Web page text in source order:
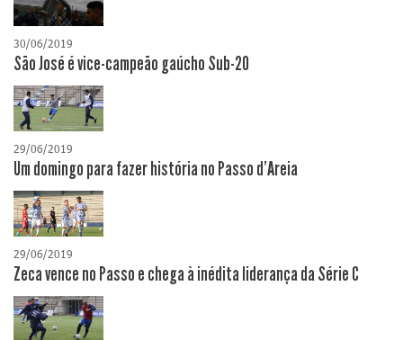
30/06/2019
São José é vice-campeão gaúcho Sub-20
29/06/2019
Um domingo para fazer história no Passo d'Areia
29/06/2019
Zeca vence no Passo e chega à inédita liderança da Série C